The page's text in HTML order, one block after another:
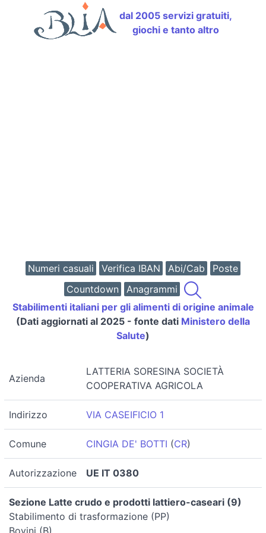
dal 2005 servizi gratuiti,
giochi e tanto altro
Numeri casuali Verifica IBAN Abi/Cab
Poste
Countdown
Anagrammi
Stabilimenti italiani per gli alimenti di origine animale
(Dati aggiornati al 2025 - fonte dati Ministero della
Salute)
Azienda
LATTERIA SORESINA SOCIETÀ
COOPERATIVA AGRICOLA
Indirizzo VIA CASEIFICIO 1
Comune CINGIA DE' BOTTI (CR)
Autorizzazione UE IT 0380
Sezione Latte crudo e prodotti lattiero-caseari (9)
Stabilimento di trasformazione (PP)
Bovini (B)